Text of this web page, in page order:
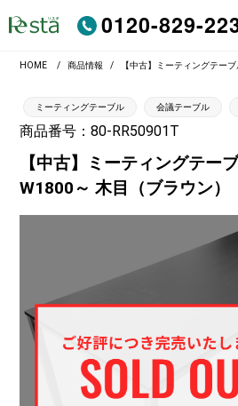
0120-829-
HOME 商品情報 【中古】ミーティングテーブル
ミーティングテーブル 会議テーブル
商品番号：80-RR50901T
【中古】ミーティングテー
W1800～ 木目（ブラウン）